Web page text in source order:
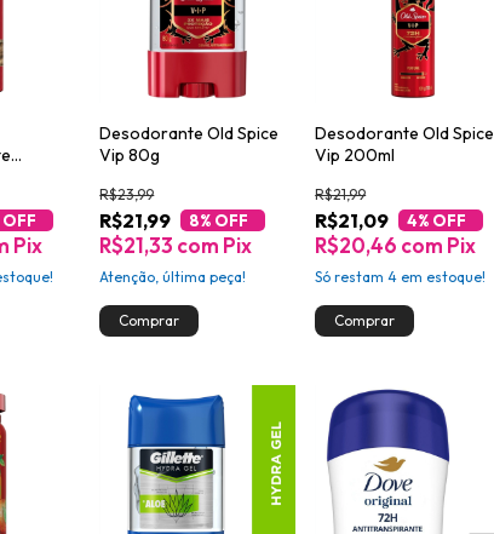
OFF
Pix
Desodorante Old Spice
Vip 80g
R$21,99
R$23,99
8% OFF
R$21,33 com Pix
Atenção, última peça!
Desodorante Old Spice
Vip 200ml
R$21,09
R$21,99
4% OFF
R$20,46 com Pix
Só restam4 em estoque!